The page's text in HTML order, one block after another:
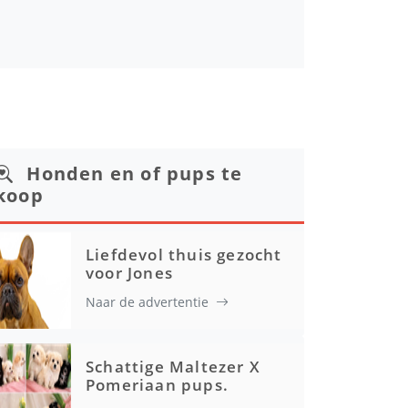
Honden en of pups te
Liefdevol thuis gezocht
voor Jones
Naar de advertentie
Schattige Maltezer X
Pomeriaan pups.